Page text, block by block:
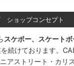
ショップコンセプト
スケボー、スケートボ
を続けております。
アストリート・カリ